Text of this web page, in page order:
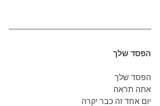
הפסד שלך
הפסד שלך
אתה תראה
יום אחד זה כבר יקרה